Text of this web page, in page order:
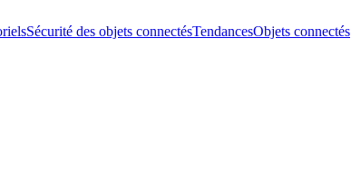
Sécurité des objets connectésTendancesObjets connectés